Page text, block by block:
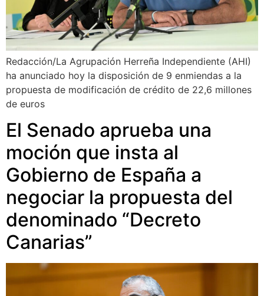
Redacción/La Agrupación Herreña Independiente (AHI)
ha anunciado hoy la disposición de 9 enmiendas a la
propuesta de modificación de crédito de 22,6 millones
de euros
El Senado aprueba una
moción que insta al
Gobierno de España a
negociar la propuesta del
denominado “Decreto
Canarias”